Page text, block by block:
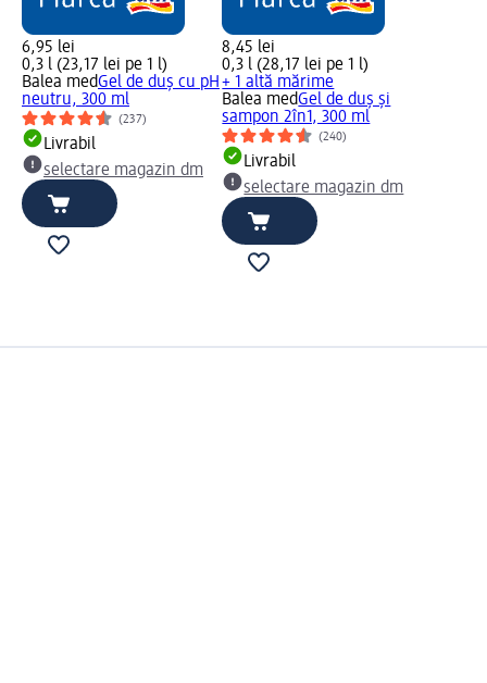
6,95 lei
0,3 l (23,17 lei pe 1 l)
Balea medGel de duș cu pH
neutru, 300 ml
(237)
Livrabil
selectare magazin dm
8,45 lei
0,3 l (28,17 lei pe 1 l)
+ 1 altă mărime
Balea medGel de duș și
sampon 2în1, 300 ml
(240)
Livrabil
selectare magazin dm